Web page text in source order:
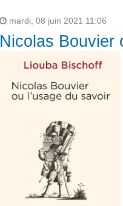
mardi, 08 juin 2021 11:06
Nicolas Bouvier